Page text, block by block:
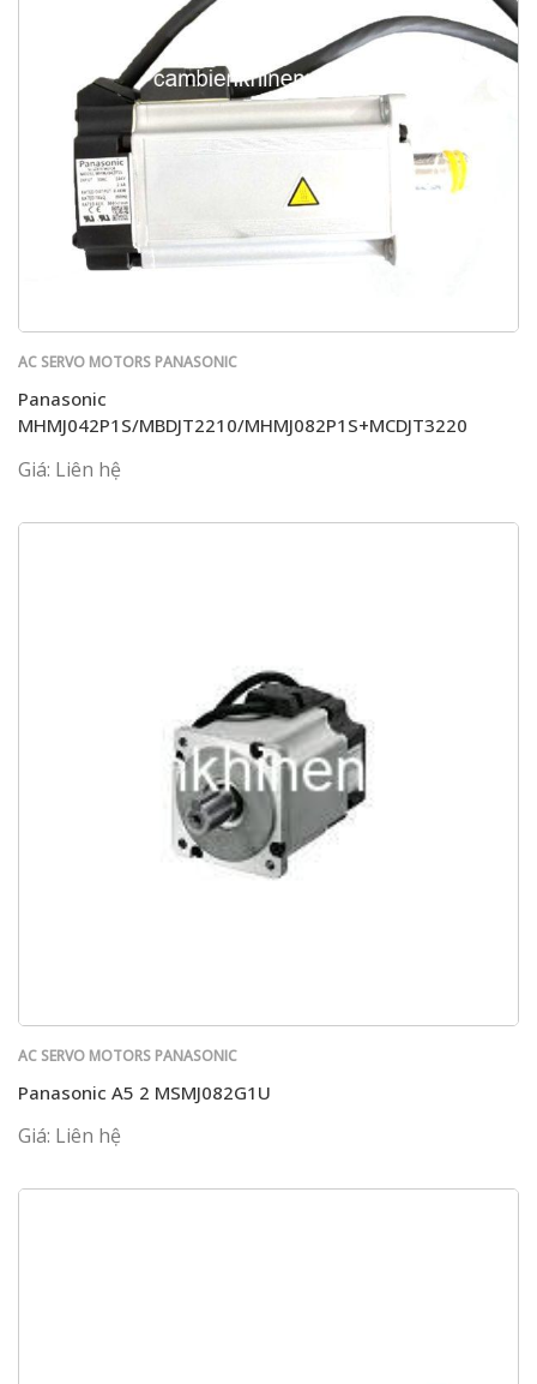
AC SERVO MOTORS PANASONIC
Panasonic
MHMJ042P1S/MBDJT2210/MHMJ082P1S+MCDJT3220
Giá: Liên hệ
AC SERVO MOTORS PANASONIC
Panasonic A5 2 MSMJ082G1U
Giá: Liên hệ